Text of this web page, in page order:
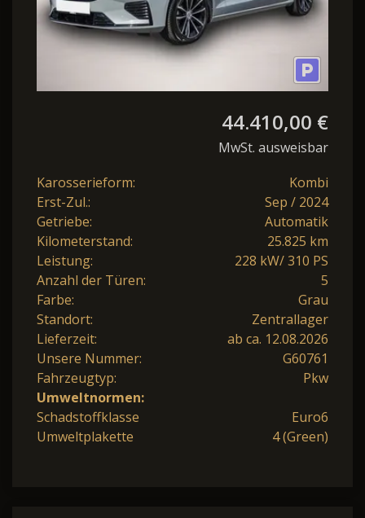
44.410,00 €
MwSt. ausweisbar
Karosserieform:
Kombi
Erst-Zul.:
Sep / 2024
Getriebe:
Automatik
Kilometerstand:
25.825 km
Leistung:
228 kW/ 310 PS
Anzahl der Türen:
5
Farbe:
Grau
Standort:
Zentrallager
Lieferzeit:
ab ca. 12.08.2026
Unsere Nummer:
G60761
Fahrzeugtyp:
Pkw
Umweltnormen:
Schadstoffklasse
Euro6
Umweltplakette
4 (Green)